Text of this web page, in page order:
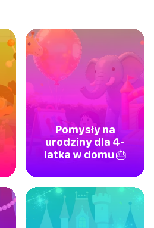
Pomysły na
urodziny dla 4-
latka w domu 🎂